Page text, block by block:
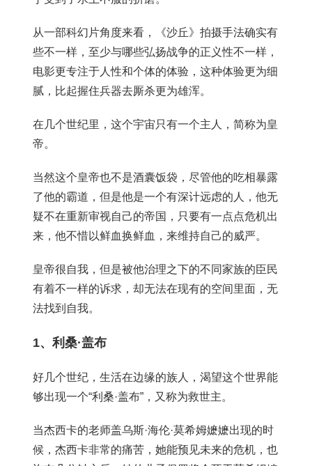
从一部科幻片角度来看，《沙丘》拍摄手法确实有
些不一样，至少与哪些弘扬战争的正义性不一样，
电影更专注于人性和个体的体验，这种体验更为细
腻，比起握住兵器去厮杀更为雄浑。
在几个世纪里，这个宇宙只有一个主人，简称为皇
帝。
当然这个皇帝也不是酒囊饭袋，尽管他的吃相暴露
了他的霸道，但是他是一个有深计远虑的人，他无
疑不在重新审视自己的帝国，只要有一点点危机出
来，他不惜以鲜血换鲜血，来维持自己的威严。
皇帝很自我，但是被他治理之下的不同家族的臣民
有着不一样的诉求，却无法在现有的空间里面，无
法找到自我。
1、利桑·盖布
好几个世纪，生活在边缘的族人，渴望这个世界能
够出现一个“利桑·盖布”，又称为救世主。
当杰西卡的老师盖乌斯·海伦·莫希姆嬷嬷出现的时
候，杰西卡非常的痛苦，她能预见未来的危机，也